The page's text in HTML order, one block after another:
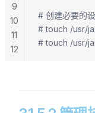
# 创建必要的
# touch /usr/
# touch /usr/
9
10
11
12